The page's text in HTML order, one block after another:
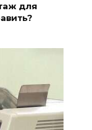
для